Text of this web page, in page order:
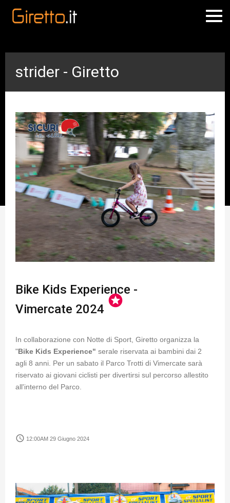
strider - Giretto
Bike Kids Experience -
Vimercate 2024
stars
In collaborazione con Notte di Sport, Giretto organizza la
"Bike Kids Experience" serale riservata ai bambini dai 2
agli 8 anni. Per un sabato il Parco Trotti di Vimercate sarà
riservato ai giovani ciclisti per divertirsi sul percorso allestito
all'interno del Parco.
access_time 12:00AM 29 Giugno 2024